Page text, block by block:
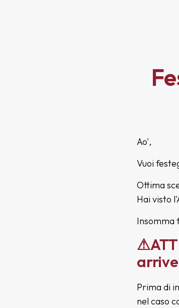
Ao',
Vuoi
Ottima
Hai visto
Insomma
Prima di
nel caso